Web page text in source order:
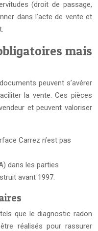
(droit de passage,
dans l’acte de vente et
mais
peuvent s’avérer
la vente. Ces pièces
et peuvent valoriser
Carrez n’est pas
dans les parties
avant 1997.
que le diagnostic radon
réalisés pour rassurer